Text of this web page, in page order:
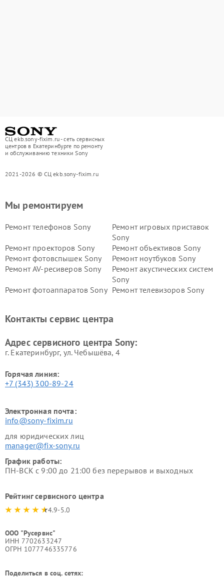
СЦ ekb.sony-fixim.ru - сеть сервисных
центров в Екатеринбурге по ремонту
и обслуживанию техники Sony
2021-2026 © СЦ ekb.sony-fixim.ru
Мы ремонтируем
Ремонт телефонов Sony
Ремонт игровых приставок
Sony
Ремонт проекторов Sony
Ремонт объективов Sony
Ремонт фотовспышек Sony
Ремонт ноутбуков Sony
Ремонт AV-ресиверов Sony
Ремонт акустических систем
Sony
Ремонт фотоаппаратов Sony Ремонт телевизоров Sony
Контакты сервис центра
Адрес сервисного центра Sony:
г. Екатеринбург, ул. Чебышёва, 4
Горячая линия:
+7 (343) 300-89-24
Электронная почта:
info@sony-fixim.ru
для юридических лиц
manager@fix-sony.ru
График работы:
ПН-ВСК с 9:00 до 21:00 без перерывов и выходных
Рейтинг сервисного центра
4.9-5.0
ООО "Русервис"
ИНН 7702633247
ОГРН 1077746335776
Поделиться в соц. сетях: